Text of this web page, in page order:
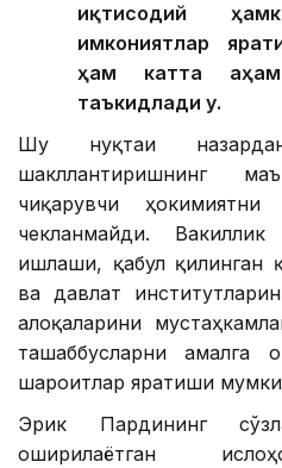
иқтисодий
имкониятлар
ҳам катта
таъкидлади у.
Шу нуқтаи
шакллантиришнинг
чиқарувчи
чекланмайди.
ишлаши, қабул қилинган
ва давлат
алоқаларини
ташаббусларни
шароитлар яратиши
Эрик Пардининг
оширилаётган